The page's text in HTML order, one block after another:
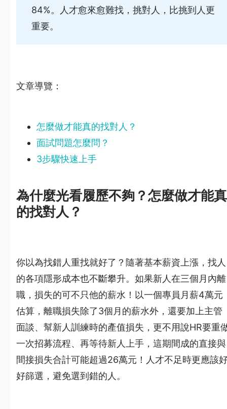
84%。人才愈來愈難找，挑對人，比挑到人更
重要。
文章導覽：
怎麼做才能真的找對人？
面試問題怎麼問？
3步驟快速上手
為什麼光看履歷不夠？怎麼做才能真
的找對人？
你以為找錯人重找就好了？隨著基本薪資上漲，找人
的各項隱形成本也不斷攀升。如果新人在三個月內離
職，損失的可不只他的薪水！以一個專員月薪4萬元
估算，離職損失除了3個月的薪水外，還要加上主管
面談、幫新人訓練時的產值損失，更不用說HR要重
一次招募流程、再等待新人上手，這期間成的直接與
間接損失合計可能超過26萬元！人才不足時更應該
好篩選，避免選到錯的人。